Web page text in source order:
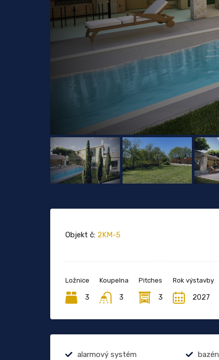
Objekt č: 2KM-5
Ložnice
3
Koupelna
3
Pitches
3
Rok výstavby
2027
alarmový systém bazén